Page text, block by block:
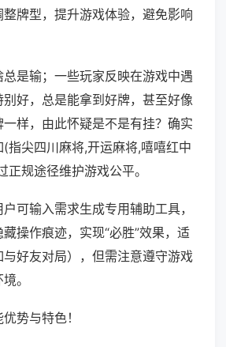
牌型，提升游戏体验，避免影响
是输；一些玩家反映在游戏中遇
好，总是能拿到好牌，甚至好像
样，由此怀疑是不是有挂？确实
指尖四川麻将,开运麻将,嘻嘻红中
正规途径维护游戏公平。
可输入需求生成专用辅助工具，
操作痕迹，实现“必胜”效果，适
好友对局），但需注意遵守游戏
。
势与特色！